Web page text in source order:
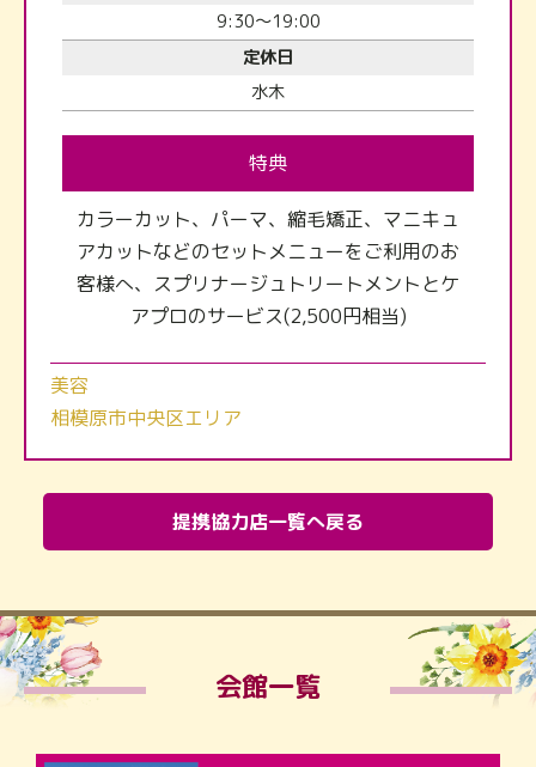
9:30〜19:00
定休日
水木
特典
カラーカット、パーマ、縮毛矯正、マニキュ
アカットなどのセットメニューをご利用のお
客様へ、スプリナージュトリートメントとケ
アプロのサービス(2,500円相当)
美容
相模原市中央区エリア
提携協力店一覧へ戻る
会館一覧